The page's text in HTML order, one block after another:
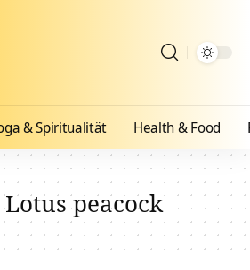
& Spiritualität Health & Food
Lotus peacock